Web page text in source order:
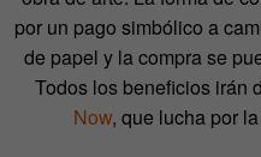
por un pago simbólico a
de papel y la compra se
Todos los beneficios irán
Now, que lucha por